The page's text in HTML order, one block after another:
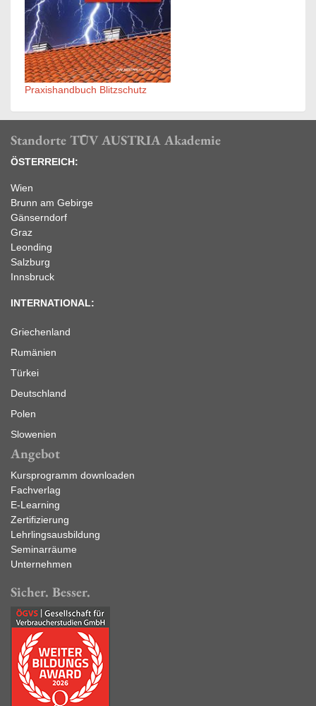
Praxishandbuch Blitzschutz
Standorte TÜV AUSTRIA Akademie
ÖSTERREICH:
Wien
Brunn am Gebirge
Gänserndorf
Graz
Leonding
Salzburg
Innsbruck
INTERNATIONAL:
Griechenland
Rumänien
Türkei
Deutschland
Polen
Slowenien
Angebot
Kursprogramm downloaden
Fachverlag
E-Learning
Zertifizierung
Lehrlingsausbildung
Seminarräume
Unternehmen
Sicher. Besser.